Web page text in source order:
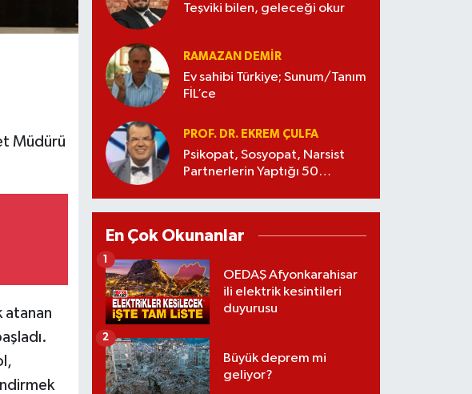
Müdürü
atanan
Teşviki bilen, geleceği okur
RAMAZAN DEMİR
Ev sahibi Türkiye; Sunum/Tanım
FİL’ce
PROF. DR. EKREM ÇULFA
Psikopat, Sosyopat, Narsist
Partnerlerin Yaptığı 50
En Çok Okunanlar
OEDAŞ Afyonkarahisar
ili elektrik kesintileri
duyurusu
1
Büyük deprem mi
geliyor?
2